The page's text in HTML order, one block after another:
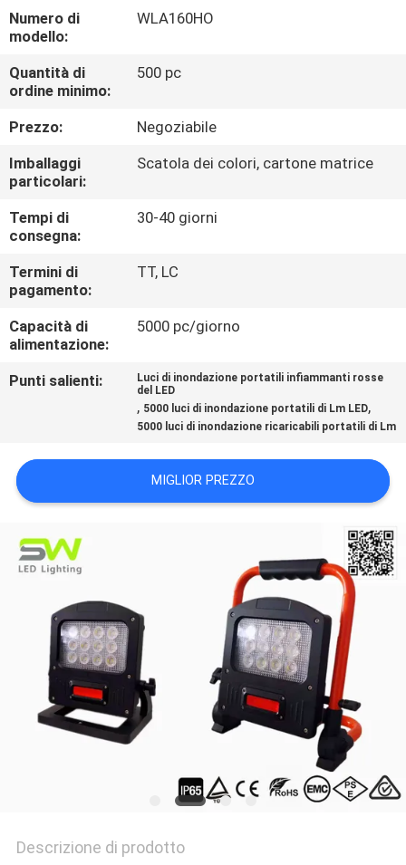
VISITA
ALLA
FABBRICA
CONTROLLO
DELLA
QUALITÀ
NOTIZIE
CASI
DEL
SITO
POLITICA
SULLA
PRIVACY
Numero di
modello:
WLA160HO
Quantità di
ordine minimo:
500 pc
Prezzo:
Negoziabile
Imballaggi
particolari:
Scatola dei colori, cartone matrice
Tempi di
consegna:
30-40 giorni
Termini di
pagamento:
TT, LC
Capacità di
alimentazione:
5000 pc/giorno
Punti salienti:
Luci di inondazione portatili infiammanti rosse
del LED
, 5000 luci di inondazione portatili di Lm LED,
5000 luci di inondazione ricaricabili portatili di Lm
MIGLIOR PREZZO
Descrizione di prodotto